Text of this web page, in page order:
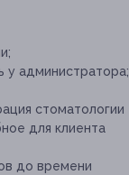
у администратора;
стоматологии
для клиента
до времени